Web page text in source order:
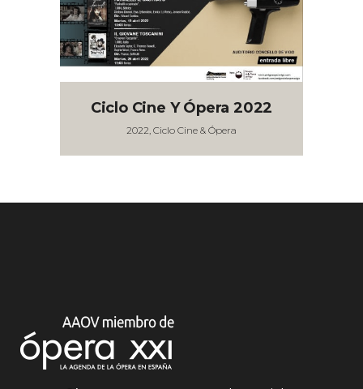
Ciclo Cine Y Ópera 2022
2022, Ciclo Cine & Ópera